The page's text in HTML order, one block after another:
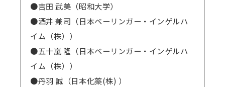
●吉田 武美（昭和大学）
●酒井 兼司（日本ベーリンガー・インゲルハ
イム（株））
●五十嵐 隆（日本ベーリンガー・インゲルハ
イム（株））
●丹羽 誠（日本化薬(株) ）